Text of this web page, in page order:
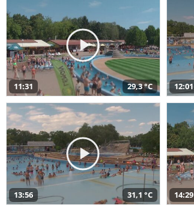
11:31 29,3 °C 12:01
13:56 31,1 °C 14:29